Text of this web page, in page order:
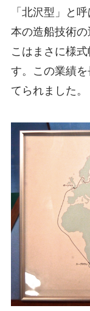
「北沢型」と
本の造船技術
こはまさに様
す。この業績
てられました。